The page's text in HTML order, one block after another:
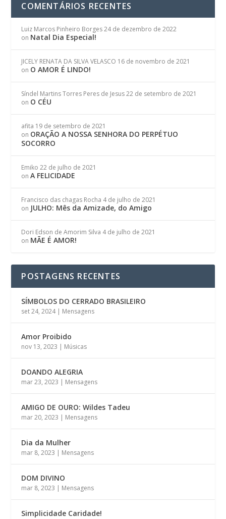
COMENTÁRIOS RECENTES
Luiz Marcos Pinheiro Borges 24 de dezembro de 2022
on Natal Dia Especial!
JICELY RENATA DA SILVA VELASCO 16 de novembro de 2021
on O AMOR É LINDO!
Síndel Martins Torres Peres de Jesus 22 de setembro de 2021
on O CÉU
afita 19 de setembro de 2021
on ORAÇÃO A NOSSA SENHORA DO PERPÉTUO
SOCORRO
Emiko 22 de julho de 2021
onA FELICIDADE
Francisco das chagas Rocha 4 de julho de 2021
on JULHO: Mês da Amizade, do Amigo
Dori Edson de Amorim Silva 4 de julho de 2021
on MÃE É AMOR!
POSTAGENS RECENTES
SÍMBOLOS DO CERRADO BRASILEIRO
set 24, 2024| Mensagens
Amor Proibido
nov 13, 2023 | Músicas
DOANDO ALEGRIA
mar 23, 2023 | Mensagens
AMIGO DE OURO: Wildes Tadeu
mar 20, 2023 | Mensagens
Dia da Mulher
mar 8, 2023 | Mensagens
DOM DIVINO
mar 8, 2023 | Mensagens
Simplicidade Caridade!